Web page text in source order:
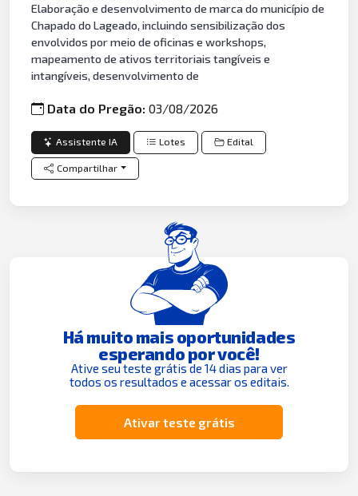
Elaboração e desenvolvimento de marca do município de
Chapado do Lageado, incluindo sensibilização dos
envolvidos por meio de oficinas e workshops,
mapeamento de ativos territoriais tangíveis e
intangíveis, desenvolvimento de
Data do Pregão:03/08/2026
Assistente IA Lotes Edital
Compartilhar
Há muito mais oportunidades
esperando por você!
Ative seu teste grátis de 14 dias para ver
todos os resultados e acessar os editais.
Ativar teste grátis